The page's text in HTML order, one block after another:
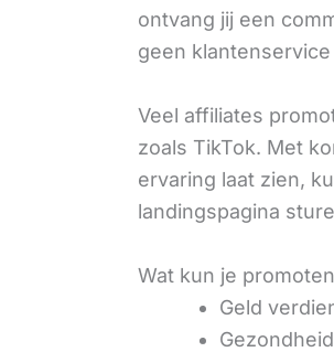
ontvang jij een
geen
Veel affiliates
zoals TikTok. Met
ervaring laat zien,
landingspagina
Wat kun je
Geld